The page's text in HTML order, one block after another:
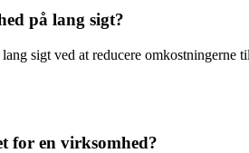
på lang sigt?
sigt ved at reducere
for en virksomhed?